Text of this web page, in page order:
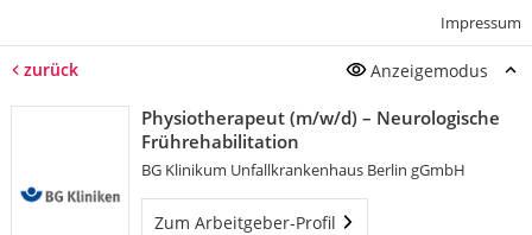
Impressum
zurück Anzeigemodus
Physiotherapeut (m/w/d) – Neurologische
Frührehabilitation
BG Klinikum Unfallkrankenhaus Berlin gGmbH
Zum Arbeitgeber-Profil